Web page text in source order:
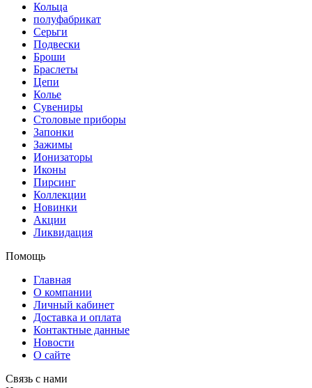
Кольца
полуфабрикат
Серьги
Подвески
Броши
Браслеты
Цепи
Колье
Сувениры
Столовые приборы
Запонки
Зажимы
Ионизаторы
Иконы
Пирсинг
Коллекции
Новинки
Акции
Ликвидация
Помощь
Главная
О компании
Личный кабинет
Доставка и оплата
Контактные данные
Новости
О сайте
Связь с нами